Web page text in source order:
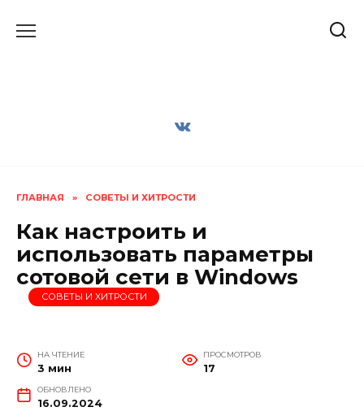
ГЛАВНАЯ » СОВЕТЫ И ХИТРОСТИ
Как настроить и
использовать параметры
сотовой сети в Windows
СОВЕТЫ И ХИТРОСТИ
НА ЧТЕНИЕ
3 мин
ПРОСМОТРОВ
17
ОБНОВЛЕНО
16.09.2024